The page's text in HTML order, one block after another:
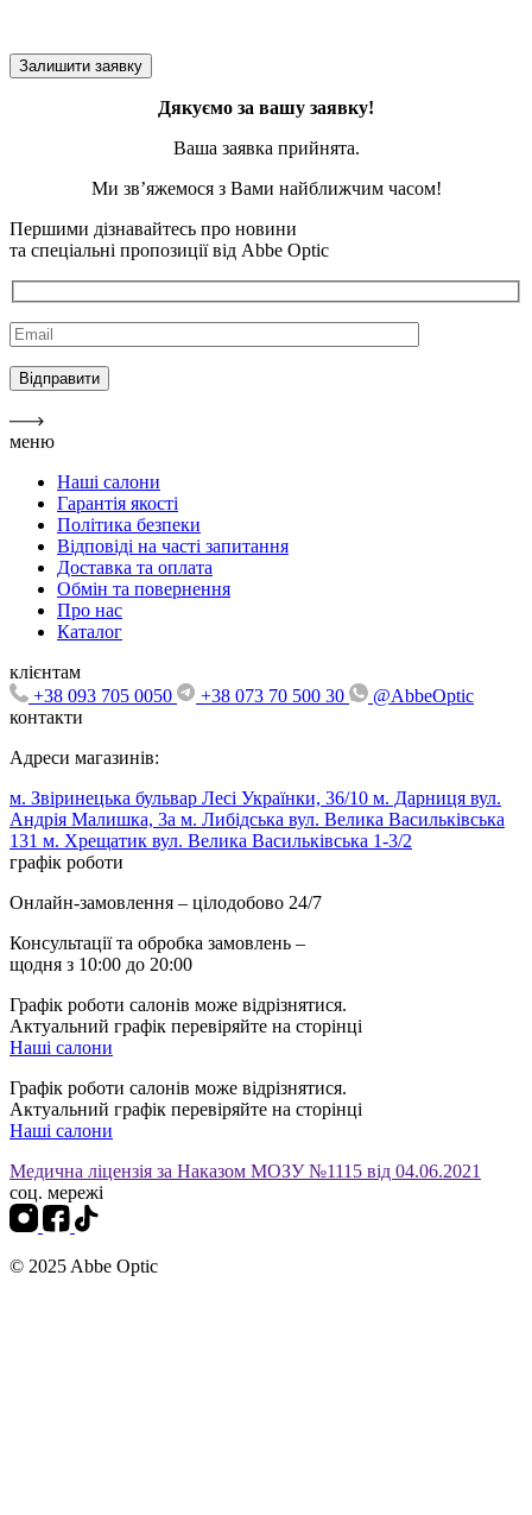
Дякуємо за вашу заявку!
Ваша заявка прийнята.
Ми зв’яжемося з Вами найближчим часом!
Першими дізнавайтесь про новини
та спеціальні пропозиції від Abbe Optic
меню
Наші салони
Гарантія якості
Політика безпеки
Відповіді на часті запитання
Доставка та оплата
Обмін та повернення
Про нас
Каталог
клієнтам
+38 093 705 0050
+38 073 70 500 30
@AbbeOptic
контакти
Адреси магазинів:
м. Звіринецька бульвар Лесі Українки, 36/10 м. Дарниця вул.
Андрія Малишка, 3а м. Либідська вул. Велика Васильківська
131 м. Хрещатик вул. Велика Васильківська 1-3/2
графік роботи
Онлайн-замовлення – цілодобово 24/7
Консультації та обробка замовлень –
щодня з 10:00 до 20:00
Графік роботи салонів може відрізнятися.
Актуальний графік перевіряйте на сторінці
Наші салони
Графік роботи салонів може відрізнятися.
Актуальний графік перевіряйте на сторінці
Наші салони
Медична ліцензія за Наказом МОЗУ №1115 від 04.06.2021
соц. мережі
© 2025 Abbe Optic